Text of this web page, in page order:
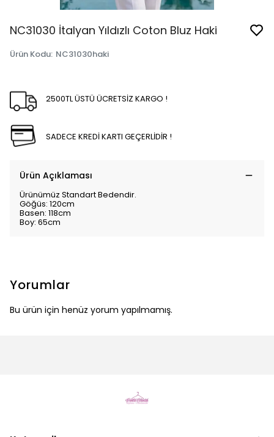
NC31030 İtalyan Yıldızlı Coton Bluz Haki
Ürün Kodu: NC31030haki
2500TL ÜSTÜ ÜCRETSİZ KARGO !
SADECE KREDİ KARTI GEÇERLİDİR !
Ürün Açıklaması
Ürünümüz Standart Bedendir.
Göğüs: 120cm
Basen: 118cm
Boy: 65cm
Yorumlar
Bu ürün için henüz yorum yapılmamış.